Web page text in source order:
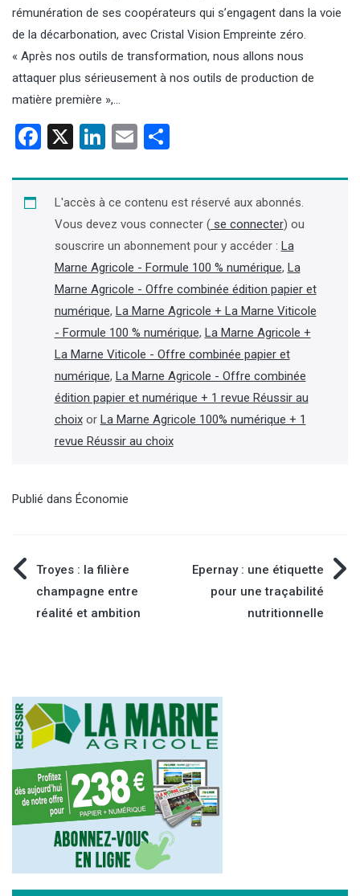
rémunération de ses coopérateurs qui s’engagent dans la voie
de la décarbonation, avec Cristal Vision Empreinte zéro.
« Après nos outils de transformation, nous allons nous
attaquer plus sérieusement à nos outils de production de
matière première »,…
Facebook
X LinkedIn
Email
L'accès à ce contenu est réservé aux abonnés.
Vous devez vous connecter (se connecter) ou
souscrire un abonnement pour y accéder : La
Marne Agricole - Formule 100 % numérique, La
Marne Agricole - Offre combinée édition papier et
numérique, La Marne Agricole + La Marne Viticole
- Formule 100 % numérique, La Marne Agricole +
La Marne Viticole - Offre combinée papier et
numérique, La Marne Agricole - Offre combinée
édition papier et numérique + 1 revue Réussir au
choixor La Marne Agricole 100% numérique + 1
revue Réussir au choix
Publié dans Économie
Navigation
de
Troyes : la filière
champagne entre
réalité et ambition
Epernay : une étiquette
pour une traçabilité
nutritionnelle